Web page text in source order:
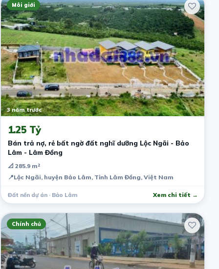
Môi giới
3 năm trước
1.25 Tỷ
Bán trả nợ, rẻ bất ngờ đất nghĩ dưỡng Lộc Ngãi - Bảo
Lâm - Lâm Đồng
📐 285.9 m²
📍Lộc Ngãi, huyện Bảo Lâm, Tỉnh Lâm Đồng, Việt Nam
Đất nền dự án · Bảo Lâm Xem chi tiết →
Chính chủ